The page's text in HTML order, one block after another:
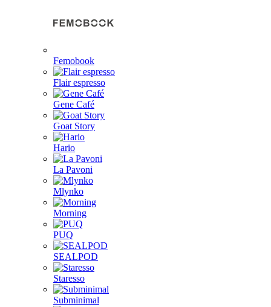
Femobook
Flair espresso
Gene Café
Goat Story
Hario
La Pavoni
Mlynko
Morning
PUQ
SEALPOD
Staresso
Subminimal